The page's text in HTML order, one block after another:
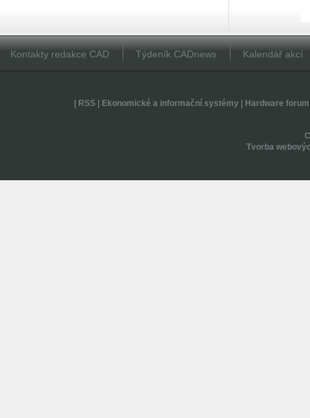
Kontakty redakce CAD Týdeník CADnews Kalendář akcí
RSS| Ekonomické a informační systémy| Hardware forum
Tvorba